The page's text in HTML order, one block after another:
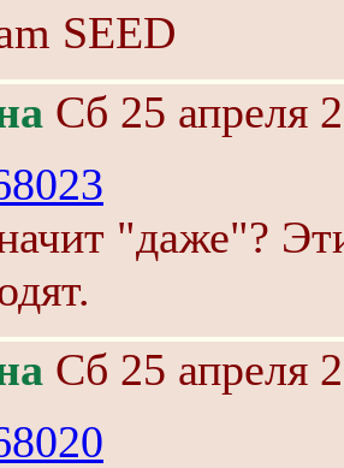
SEED
Сб 25 апреля
"даже"?
Сб 25 апреля